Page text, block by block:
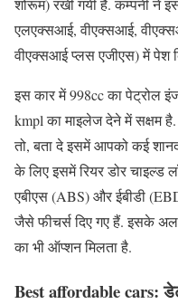
शोरूम) रखी गयी है. कम्पनी ने
एलएक्सआई, वीएक्सआई,
वीएक्सआई प्लस एजीएस) में पेश
इस कार में 998cc का पेट्रोल
kmpl का माइलेज देने में सक्षम
तो, बता दे इसमें आपको कई
के लिए इसमें रियर डोर चाइल्ड
एबीएस (ABS) और ईबीडी
जैसे फीचर्स दिए गए हैं. इसके
का भी ऑप्शन मिलता है.
Best affordable cars: